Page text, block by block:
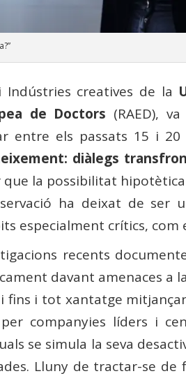
creatives de la
de Doctors (RAED),
entre els passats 15 i
diàlegs
que la possibilitat
ha deixat de ser
especialment crítics, com
recents
davant amenaces a
i tot xantatge
companyies líders i
se simula la seva
Lluny de tractar-se de